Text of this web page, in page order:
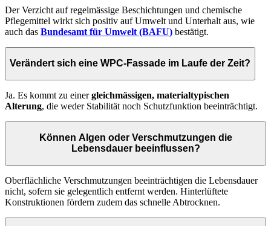
Der Verzicht auf regelmässige Beschichtungen und chemische
Pflegemittel wirkt sich positiv auf Umwelt und Unterhalt aus, wie
auch das Bundesamt für Umwelt (BAFU) bestätigt.
Verändert sich eine WPC-Fassade im Laufe der Zeit?
Ja. Es kommt zu einergleichmässigen, materialtypischen
Alterung, die weder Stabilität noch Schutzfunktion beeinträchtigt.
Können Algen oder Verschmutzungen die
Lebensdauer beeinflussen?
Oberflächliche Verschmutzungen beeinträchtigen die Lebensdauer
nicht, sofern sie gelegentlich entfernt werden. Hinterlüftete
Konstruktionen fördern zudem das schnelle Abtrocknen.